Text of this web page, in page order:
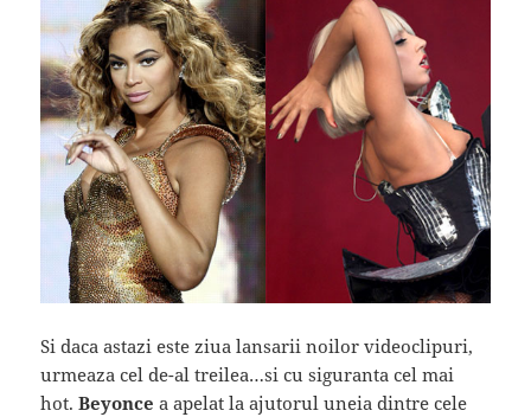
Si daca astazi este ziua lansarii noilor videoclipuri,
urmeaza cel de-al treilea…si cu siguranta cel mai
hot.Beyonce a apelat la ajutorul uneia dintre cele